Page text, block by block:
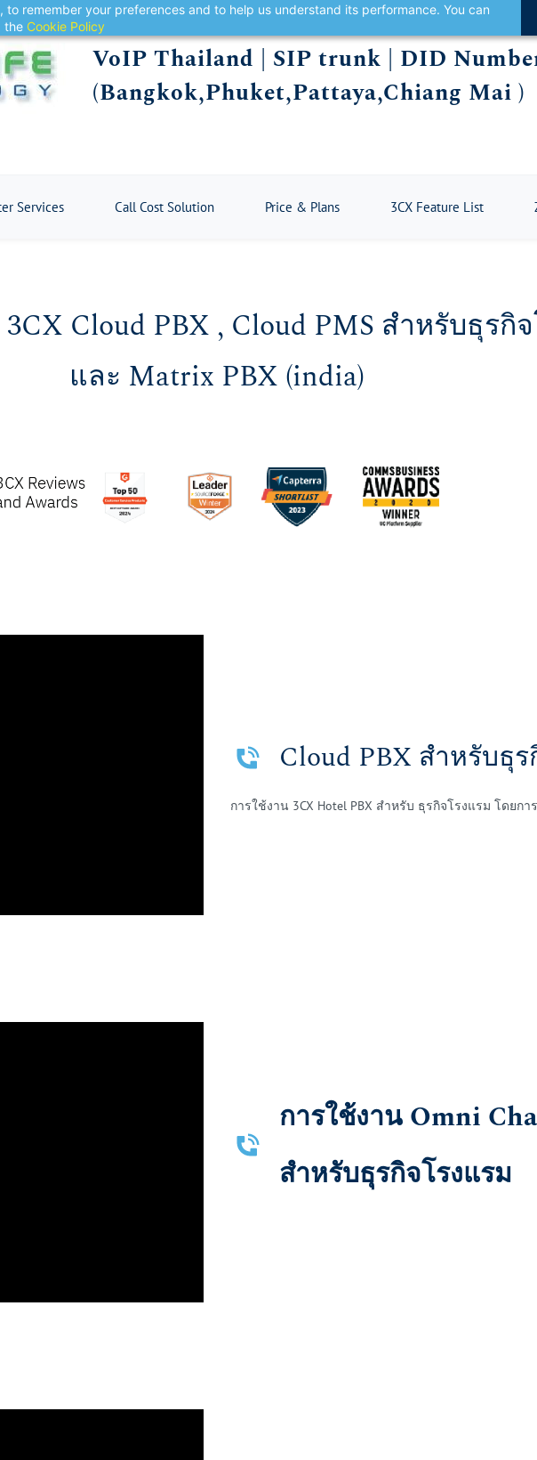
remember your preferences and to help us understand its performance. You can
the Cookie Policy
VoIP Thailand | SIP trunk | DID
(Bangkok,Phuket,Pattaya,Chiang Mai )
Services Call Cost Solution Price & Plans 3CX Feature List
Cloud PBX , Cloud PMS สำหรับธุรกิ
​และ Matrix PBX (india)
Cloud PBX สำหรับธุ
การใช้งาน 3CX Hotel PBX สำหรับ ธุรกิจโรงแรม โดยกา
การใช้งาน Omni
​สำหรับธุรกิจโรงแรม